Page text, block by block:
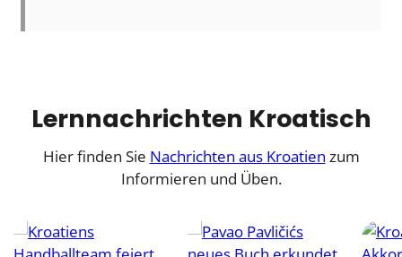
Lernnachrichten Kroatisch
Hier finden Sie Nachrichten aus Kroatien zum
Informieren und Üben.